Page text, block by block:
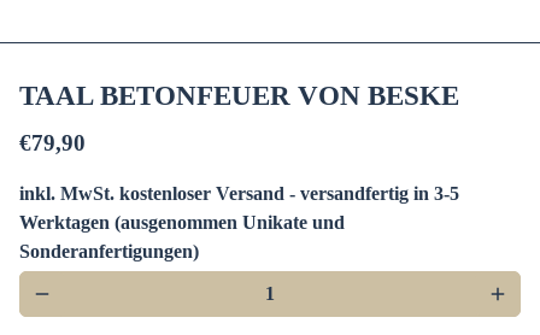
TAAL BETONFEUER VON BESKE
€79,90
inkl. MwSt. kostenloser Versand - versandfertig in 3-5
Werktagen (ausgenommen Unikate und
Sonderanfertigungen)
remove add